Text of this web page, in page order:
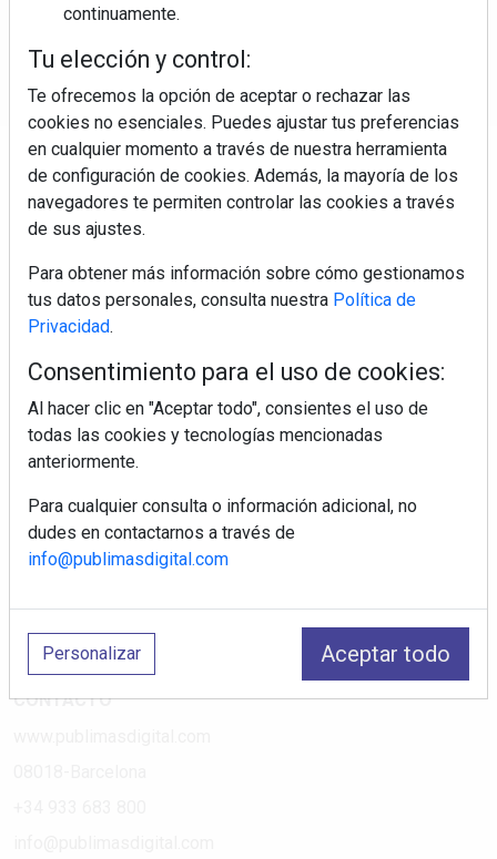
electrodomésticos, novedades informáticas, electrónica de
consumo, canal electro, retail, análisis distribución, noticias
tiendas electrodomésticos, línea blanca, línea marrón,
pequeño electrodoméstico, datos de mercado.
PÁGINAS
Suscripciones
Política de Privacidad
Política de Cookies
Política de Redes
Aviso Legal
¿Quiénes somos?
CONTACTO
continuamente.
Tu elección y control:
Te ofrecemos la opción de aceptar o rechazar las
cookies no esenciales. Puedes ajustar tus preferencias
en cualquier momento a través de nuestra herramienta
de configuración de cookies. Además, la mayoría de los
navegadores te permiten controlar las cookies a través
de sus ajustes.
Para obtener más información sobre cómo gestionamos
tus datos personales, consulta nuestra Política de
Privacidad.
Consentimiento para el uso de cookies:
Al hacer clic en "Aceptar todo", consientes el uso de
todas las cookies y tecnologías mencionadas
anteriormente.
Para cualquier consulta o información adicional, no
dudes en contactarnos a través de
info@publimasdigital.com
Personalizar Aceptar todo